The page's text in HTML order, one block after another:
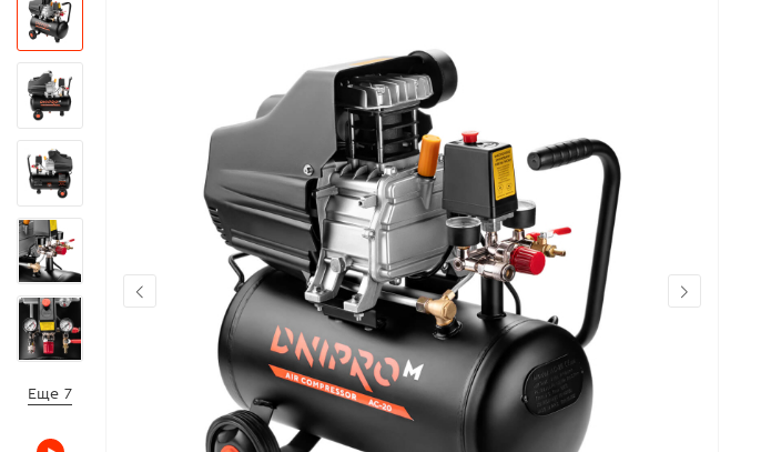
Еще 7